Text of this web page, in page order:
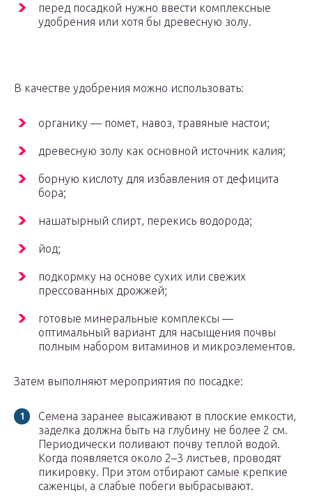
перед посадкой нужно ввести комплексные
удобрения или хотя бы древесную золу.
В качестве удобрения можно использовать:
органику — помет, навоз, травяные настои;
древесную золу как основной источник калия;
борную кислоту для избавления от дефицита
бора;
нашатырный спирт, перекись водорода;
йод;
подкормку на основе сухих или свежих
прессованных дрожжей;
готовые минеральные комплексы —
оптимальный вариант для насыщения почвы
полным набором витаминов и микроэлементов.
Затем выполняют мероприятия по посадке:
Семена заранее высаживают в плоские емкости,
заделка должна быть на глубину не более 2 см.
Периодически поливают почву теплой водой.
Когда появляется около 2–3 листьев, проводят
пикировку. При этом отбирают самые крепкие
саженцы, а слабые побеги выбрасывают.